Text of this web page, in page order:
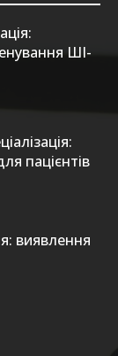
ШІ-
пацієнтів
виявлення